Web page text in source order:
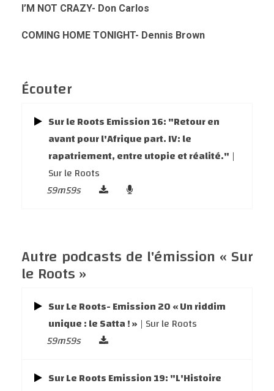
I’M NOT CRAZY- Don Carlos
COMING HOME TONIGHT- Dennis Brown
Écouter
Sur le Roots Emission 16: "Retour en
avant pour l'Afrique part. IV: le
rapatriement, entre utopie et réalité." |
Sur le Roots
59m59s
Autre podcasts de l'émission « Sur
le Roots »
Sur Le Roots- Emission 20 « Un riddim
unique : le Satta ! » | Sur le Roots
59m59s
Sur Le Roots Emission 19: "L'Histoire